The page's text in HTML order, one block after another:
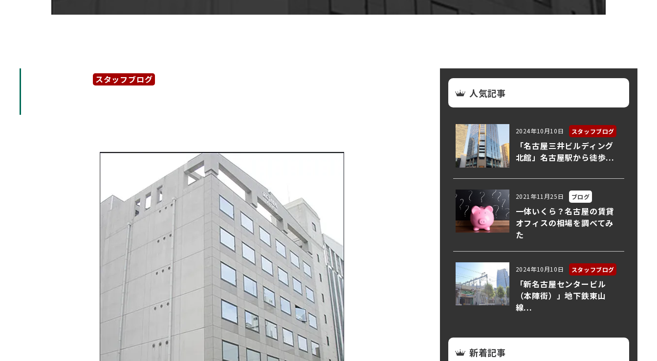
スタッフブログ
人気記事
2024年10月10日 スタッフブログ
「名古屋三井ビルディング
北館」名古屋駅から徒歩...
2021年11月25日 ブログ
一体いくら？名古屋の賃貸
オフィスの相場を調べてみ
た
2024年10月10日 スタッフブログ
「新名古屋センタービル
（本陣街）」地下鉄東山
線...
新着記事